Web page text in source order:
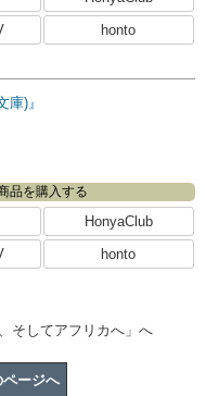
honto
庫)』
品を購入する
HonyaClub
honto
そしてアフリカへ」へ
ページへ